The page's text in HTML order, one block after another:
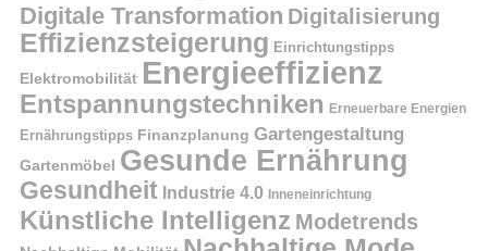
Digitale Transformation Digitalisierung
Effizienzsteigerung Einrichtungstipps
Elektromobilität Energieeffizienz
Entspannungstechniken Erneuerbare Energien
Ernährungstipps Finanzplanung Gartengestaltung
Gartenmöbel Gesunde Ernährung
Gesundheit Industrie 4.0 Inneneinrichtung
Künstliche Intelligenz Modetrends